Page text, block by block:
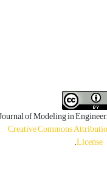
of Modeling in
Creative Commons
License
.